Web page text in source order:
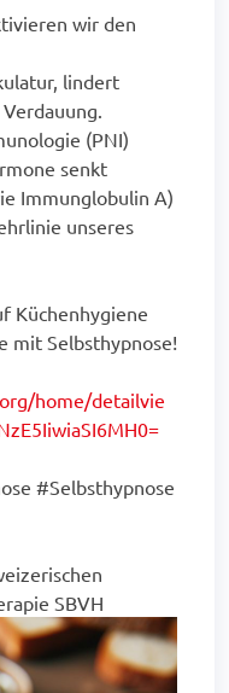
wir den
lindert
(PNI)
senkt
Immunglobulin A)
unseres
Küchenhygiene
mit Selbsthypnose!
home/detailvie
#Selbsthypnose
SBVH